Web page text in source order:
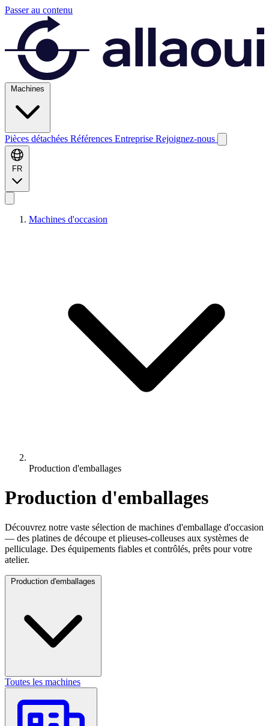
Passer au contenu
Machines
Pièces détachées Références Entreprise Rejoignez-nous
FR
Machines d'occasion
Production d'emballages
Production d'emballages
Découvrez notre vaste sélection de machines d'emballage d'occasion
— des platines de découpe et plieuses-colleuses aux systèmes de
pelliculage. Des équipements fiables et contrôlés, prêts pour votre
atelier.
Production d'emballages
Toutes les machines